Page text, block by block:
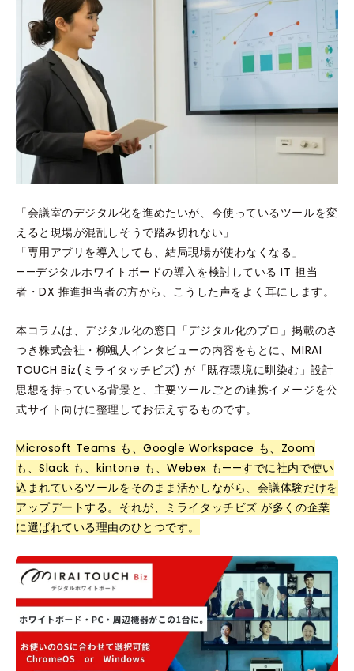
「会議室のデジタル化を進めたいが、今使っているツールを変
えると現場が混乱しそうで踏み切れない」
「専用アプリを導入しても、結局現場が使わなくなる」
——デジタルホワイトボードの導入を検討している IT 担当
者・DX 推進担当者の方から、こうした声をよく耳にします。
本コラムは、デジタル化の窓口「デジタル化のプロ」掲載のさ
つき株式会社・柳颯人インタビューの内容をもとに、MIRAI
TOUCH Biz(ミライタッチビズ) が「既存環境に馴染む」設計
思想を持っている背景と、主要ツールごとの連携イメージを公
式サイト向けに整理してお伝えするものです。
Microsoft Teams も、Google Workspace も、Zoom
も、Slack も、kintone も、Webex も——すでに社内で使い
込まれているツールをそのまま活かしながら、会議体験だけを
アップデートする。それが、ミライタッチビズ が多くの企業
に選ばれている理由のひとつです。